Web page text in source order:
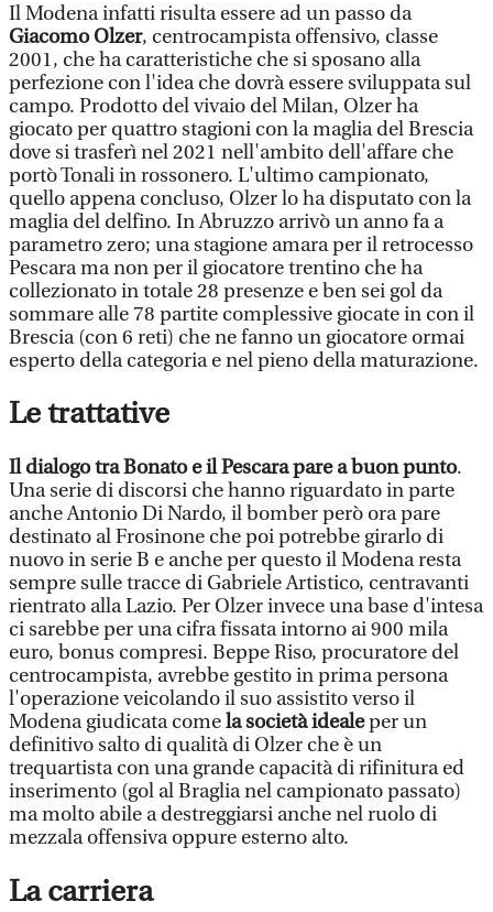
Il Modena infatti risulta essere ad un passo da
Giacomo Olzer, centrocampista offensivo, classe
2001, che ha caratteristiche che si sposano alla
perfezione con l'idea che dovrà essere sviluppata sul
campo. Prodotto del vivaio del Milan, Olzer ha
giocato per quattro stagioni con la maglia del Brescia
dove si trasferì nel 2021 nell'ambito dell'affare che
portò Tonali in rossonero. L'ultimo campionato,
quello appena concluso, Olzer lo ha disputato con la
maglia del delfino. In Abruzzo arrivò un anno fa a
parametro zero; una stagione amara per il retrocesso
Pescara ma non per il giocatore trentino che ha
collezionato in totale 28 presenze e ben sei gol da
sommare alle 78 partite complessive giocate in con il
Brescia (con 6 reti) che ne fanno un giocatore ormai
esperto della categoria e nel pieno della maturazione.
Le trattative
Il dialogo tra Bonato e il Pescara pare a buon punto.
Una serie di discorsi che hanno riguardato in parte
anche Antonio Di Nardo, il bomber però ora pare
destinato al Frosinone che poi potrebbe girarlo di
nuovo in serie B e anche per questo il Modena resta
sempre sulle tracce di Gabriele Artistico, centravanti
rientrato alla Lazio. Per Olzer invece una base d'intesa
ci sarebbe per una cifra fissata intorno ai 900 mila
euro, bonus compresi. Beppe Riso, procuratore del
centrocampista, avrebbe gestito in prima persona
l'operazione veicolando il suo assistito verso il
Modena giudicata comela società idealeper un
definitivo salto di qualità di Olzer che è un
trequartista con una grande capacità di rifinitura ed
inserimento (gol al Braglia nel campionato passato)
ma molto abile a destreggiarsi anche nel ruolo di
mezzala offensiva oppure esterno alto.
La carriera